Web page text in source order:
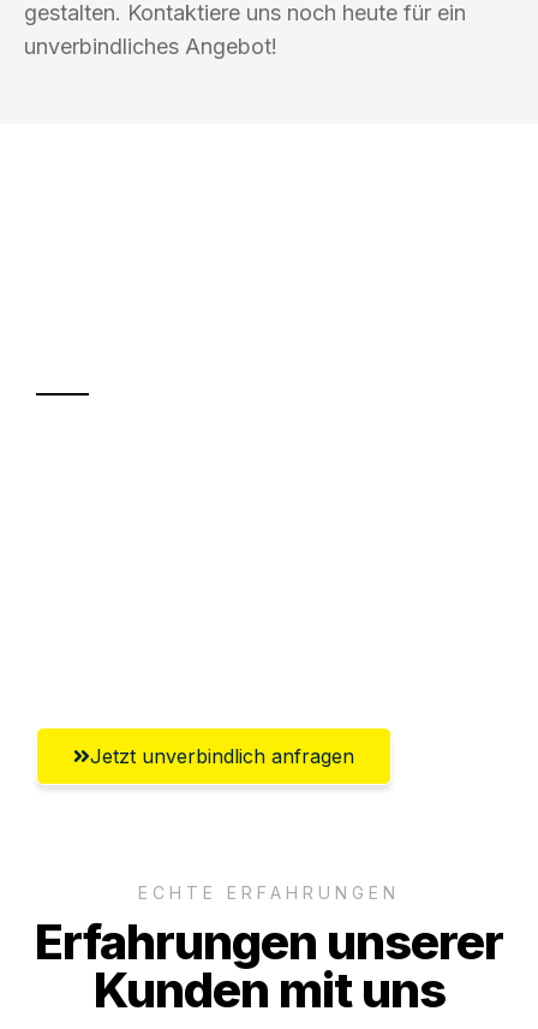
gestalten. Kontaktiere uns noch heute für ein
unverbindliches Angebot!
Jetzt unverbindlich anfragen
ECHTE ERFAHRUNGEN
Erfahrungen unserer
Kunden mit uns